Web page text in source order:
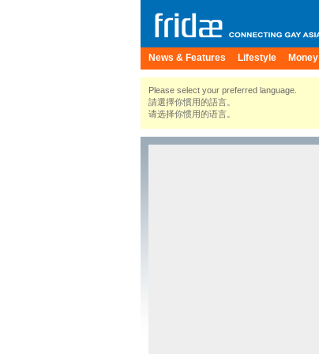
News & Features Lifestyle Money
Please select your preferred language.
請選擇你慣用的語言。
请选择你惯用的语言。